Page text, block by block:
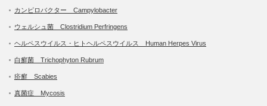
カンピロバクター Campylobacter
ウェルシュ菌 Clostridium Perfringens
ヘルペスウイルス・ヒトヘルペスウイルス Human Herpes Virus
白癬菌 Trichophyton Rubrum
疥癬 Scabies
真菌症 Mycosis